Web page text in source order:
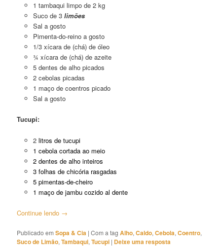
1 tambaqui limpo de 2 kg
Suco de 3 limões
Sal a gosto
Pimenta-do-reino a gosto
1/3 xícara de (chá) de óleo
¾ xícara de (chá) de azeite
5 dentes de alho picados
2 cebolas picadas
1 maço de coentros picado
Sal a gosto
Tucupi:
2litros de tucupi
1 cebola cortada ao meio
2 dentes de alho inteiros
3 folhas de chicória rasgadas
5 pimentas-de-cheiro
1 maço de jambu cozido al dente
Continue lendo →
Publicado em Sopa & Cia |Com a tagAlho,Caldo,Cebola,Coentro,
Suco de Limão,Tambaqui,Tucupi | Deixe uma resposta